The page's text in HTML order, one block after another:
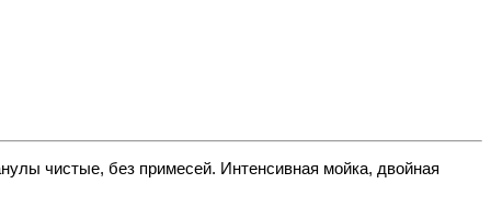
чистые, без примесей. Интенсивная мойка, двойная